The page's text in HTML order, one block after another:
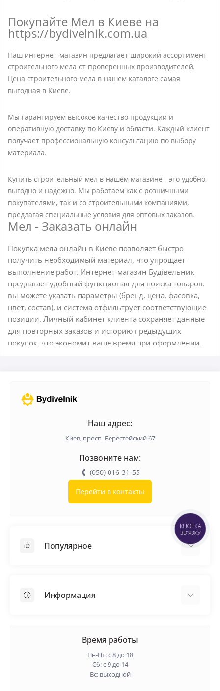
Покупайте Мел в Киеве на
https://bydivelnik.com.ua
Наш интернет-магазин предлагает широкий ассортимент
строительного мела от проверенных производителей.
Цена строительного мела в нашем каталоге самая
выгодная в Киеве.
Мы гарантируем высокое качество продукции и
оперативную доставку по Киеву и области. Каждый клиент
получает профессиональную консультацию по выбору
материала.
Купить строительный мел в нашем магазине - это удобно,
выгодно и надежно. Мы работаем как с розничными
покупателями, так и со строительными компаниями,
предлагая специальные условия для оптовых заказов.
Мел - Заказать онлайн
Покупка мела онлайн в Киеве позволяет быстро
получить необходимый материал, что упрощает
выполнение работ. Интернет-магазин Будівельник
предлагает удобный функционал для поиска товаров:
вы можете указать параметры (бренд, цена, фасовка,
цвет, состав), и система отфильтрует соответствующие
позиции. Личный кабинет клиента сохраняет данные
для повторных заказов и историю предыдущих
покупок, что экономит ваше время при оформлении.
Наш адрес:
Киев, просп. Берестейский 67
Позвоните нам:
(050) 016-31-55
Перейти в контакты
Популярное
Самовыравнивающая смесь
Информация
Время работы
Пн-Пт: с 8 до 18
Сб: с 9 до 14
Вс: выходной
КНОПКА
ЗВ'ЯЗКУ